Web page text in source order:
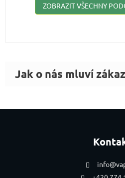
ZOBRAZIT VŠECHNY
info@